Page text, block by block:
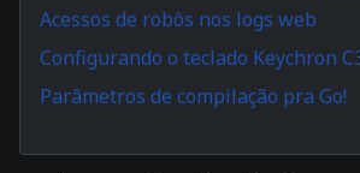
Acessos de robôs nos logs web
Configurando o teclado Keychron
Parâmetros de compilação pra Go!